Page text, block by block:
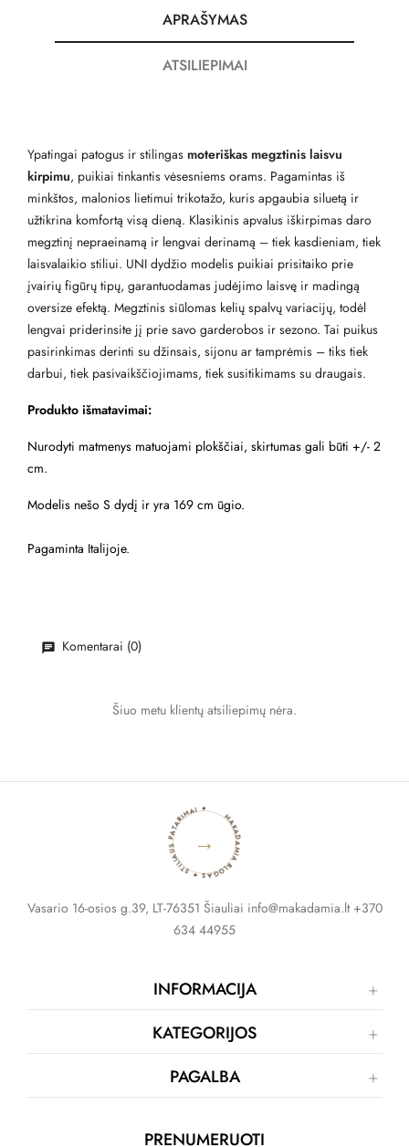
APRAŠYMAS
ATSILIEPIMAI
Ypatingai patogus ir stilingas moteriškas megztinis laisvu
kirpimu, puikiai tinkantis vėsesniems orams. Pagamintas iš
minkštos, malonios lietimui trikotažo, kuris apgaubia siluetą ir
užtikrina komfortą visą dieną. Klasikinis apvalus iškirpimas daro
megztinį nepraeinamą ir lengvai derinamą – tiek kasdieniam, tiek
laisvalaikio stiliui. UNI dydžio modelis puikiai prisitaiko prie
įvairių figūrų tipų, garantuodamas judėjimo laisvę ir madingą
oversize efektą. Megztinis siūlomas kelių spalvų variacijų, todėl
lengvai priderinsite jį prie savo garderobos ir sezono. Tai puikus
pasirinkimas derinti su džinsais, sijonu ar tamprėmis – tiks tiek
darbui, tiek pasivaikščiojimams, tiek susitikimams su draugais.
Produkto išmatavimai:
Nurodyti matmenys matuojami plokščiai, skirtumas gali būti +/- 2
cm.
Modelis nešo S dydį ir yra 169 cm ūgio.
Pagaminta Italijoje.
Komentarai (0)
Šiuo metu klientų atsiliepimų nėra.
MAKADAMIA BLOGAS ✦ STILIAUS PATARIMAI ✦
→
Vasario 16-osios g.39, LT-76351 Šiauliai info@makadamia.lt +370
634 44955
INFORMACIJA
KATEGORIJOS
PAGALBA
PRENUMERUOTI